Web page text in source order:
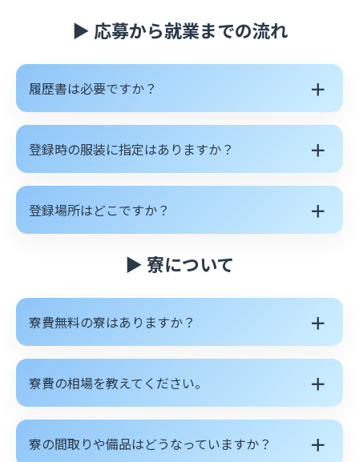
▶ 応募から就業までの流れ
履歴書は必要ですか？ ＋
登録時の服装に指定はありますか？ ＋
登録場所はどこですか？ ＋
▶ 寮について
寮費無料の寮はありますか？ ＋
寮費の相場を教えてください。 ＋
寮の間取りや備品はどうなっていますか？ ＋